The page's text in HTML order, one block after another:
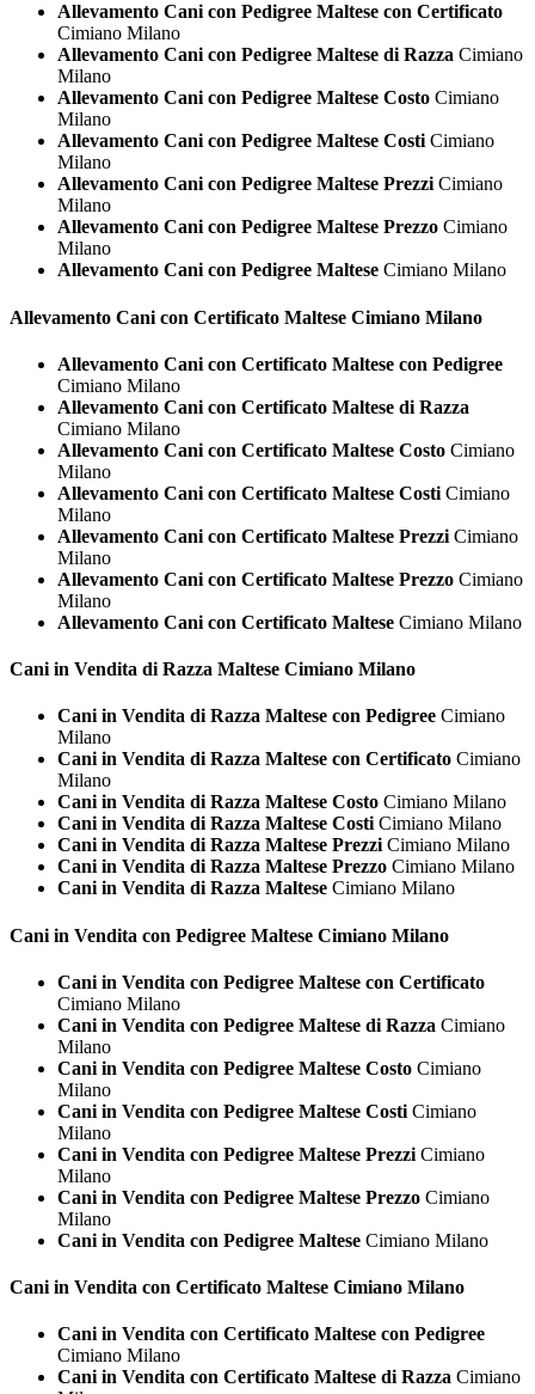
Allevamento Cani con Pedigree Maltese con Certificato
Cimiano Milano
Allevamento Cani con Pedigree Maltese di Razza Cimiano
Milano
Allevamento Cani con Pedigree Maltese Costo Cimiano
Milano
Allevamento Cani con Pedigree Maltese Costi Cimiano
Milano
Allevamento Cani con Pedigree Maltese Prezzi Cimiano
Milano
Allevamento Cani con Pedigree Maltese Prezzo Cimiano
Milano
Allevamento Cani con Pedigree Maltese Cimiano Milano
Allevamento Cani con Certificato Maltese Cimiano Milano
Allevamento Cani con Certificato Maltese con Pedigree
Cimiano Milano
Allevamento Cani con Certificato Maltese di Razza
Cimiano Milano
Allevamento Cani con Certificato Maltese Costo Cimiano
Milano
Allevamento Cani con Certificato Maltese Costi Cimiano
Milano
Allevamento Cani con Certificato Maltese Prezzi Cimiano
Milano
Allevamento Cani con Certificato Maltese Prezzo Cimiano
Milano
Allevamento Cani con Certificato Maltese Cimiano Milano
Cani in Vendita di Razza Maltese Cimiano Milano
Cani in Vendita di Razza Maltese con Pedigree Cimiano
Milano
Cani in Vendita di Razza Maltese con Certificato Cimiano
Milano
Cani in Vendita di Razza Maltese Costo Cimiano Milano
Cani in Vendita di Razza Maltese CostiCimiano Milano
Cani in Vendita di Razza Maltese PrezziCimiano Milano
Cani in Vendita di Razza Maltese Prezzo Cimiano Milano
Cani in Vendita di Razza Maltese Cimiano Milano
Cani in Vendita con Pedigree Maltese Cimiano Milano
Cani in Vendita con Pedigree Maltese con Certificato
Cimiano Milano
Cani in Vendita con Pedigree Maltese di Razza Cimiano
Milano
Cani in Vendita con Pedigree Maltese Costo Cimiano
Milano
Cani in Vendita con Pedigree Maltese Costi Cimiano
Milano
Cani in Vendita con Pedigree Maltese Prezzi Cimiano
Milano
Cani in Vendita con Pedigree Maltese Prezzo Cimiano
Milano
Cani in Vendita con Pedigree Maltese Cimiano Milano
Cani in Vendita con Certificato Maltese Cimiano Milano
Cani in Vendita con Certificato Maltese con Pedigree
Cimiano Milano
Cani in Vendita con Certificato Maltese di Razza Cimiano